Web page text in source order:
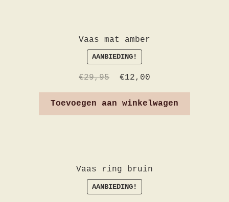
Vaas mat amber
AANBIEDING!
€29,95 €12,00
Toevoegen aan winkelwagen
Vaas ring bruin
AANBIEDING!